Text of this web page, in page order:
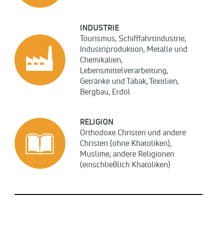
INDUSTRIE
Tourismus, Schifffahrtindustrie,
Industriproduktion, Metalle und
Chemikalien,
Lebensmittelverarbeitung,
Getränke und Tabak, Textilien,
Bergbau, Erdöl
RELIGION
Orthodoxe Christen und andere
Christen (ohne Khatoliken),
Muslime, andere Religionen
(einschließlich Khatoliken)